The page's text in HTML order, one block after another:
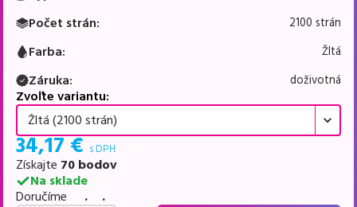
Počet strán: 2100 strán
Farba: Žltá
Záruka: doživotná
Zvoľte variantu:
Žltá (2100 strán)
34,17€ s DPH
Získajte 70 bodov
Na sklade
Doručíme
. .